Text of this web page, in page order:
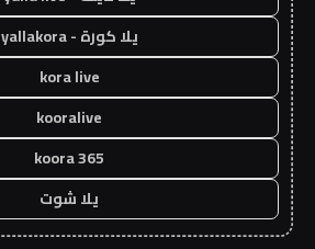
يلا كورة - yallakora
kora live
kooralive
koora 365
يلا شوت